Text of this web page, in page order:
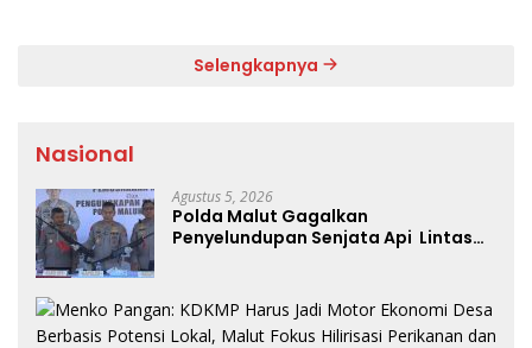
Selengkapnya
Nasional
Agustus 5, 2026
Polda Malut Gagalkan
Penyelundupan Senjata Api Lintas